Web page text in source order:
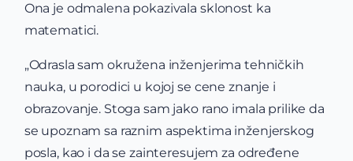
Ona je odmalena pokazivala sklonost ka
matematici.
„Odrasla sam okružena inženjerima tehničkih
nauka, u porodici u kojoj se cene znanje i
obrazovanje. Stoga sam jako rano imala prilike da
se upoznam sa raznim aspektima inženjerskog
posla, kao i da se zainteresujem za određene